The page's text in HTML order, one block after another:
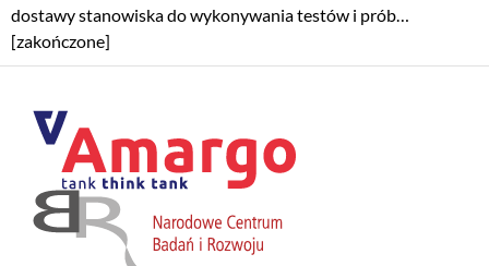
Zbiorniki na wodę
Usługi
Półprodukty
Akademia TAED
dostawy stanowiska do wykonywania testów i prób…
[zakończone]